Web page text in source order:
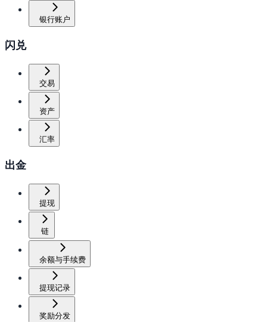
银行账户
闪兑
交易
资产
汇率
出金
提现
链
余额与手续费
提现记录
奖励分发